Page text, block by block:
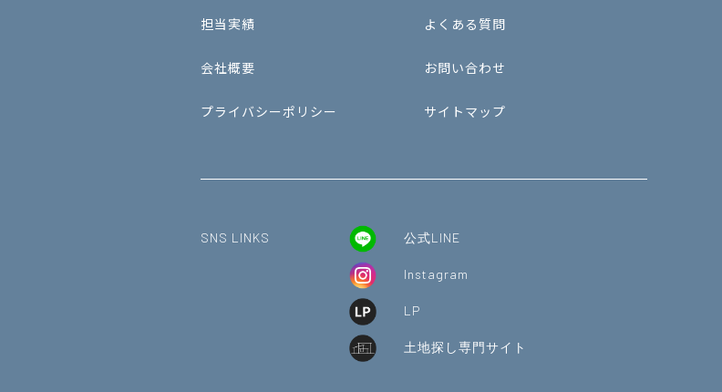
担当実績 よくある質問
会社概要 お問い合わせ
プライバシーポリシー サイトマップ
SNS LINKS 公式LINE
Instagram
LP
土地探し専門サイト